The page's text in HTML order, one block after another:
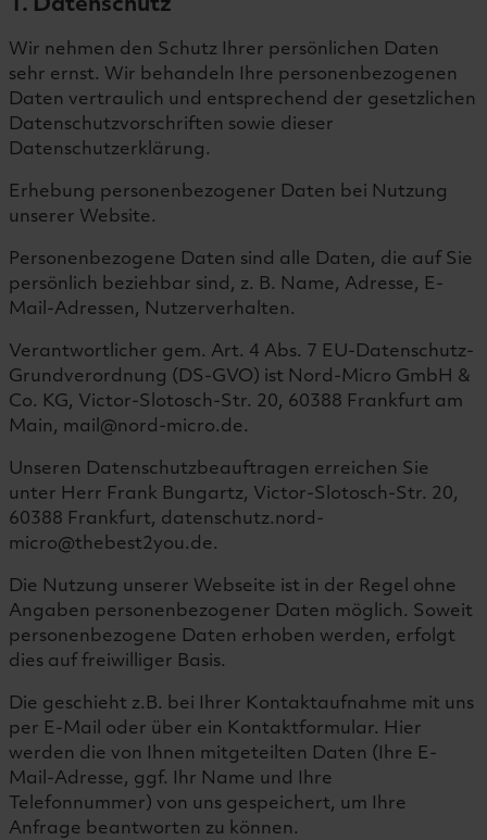
Wir nehmen den Schutz Ihrer persönlichen Daten
sehr ernst. Wir behandeln Ihre personenbezogenen
Daten vertraulich und entsprechend der gesetzlichen
Datenschutzvorschriften sowie dieser
Datenschutzerklärung.
Erhebung personenbezogener Daten bei Nutzung
unserer Website.
Personenbezogene Daten sind alle Daten, die auf Sie
persönlich beziehbar sind, z. B. Name, Adresse, E-
Mail-Adressen, Nutzerverhalten.
Verantwortlicher gem. Art. 4 Abs. 7 EU-Datenschutz-
Grundverordnung (DS-GVO) ist Nord-Micro GmbH &
Co. KG, Victor-Slotosch-Str. 20, 60388 Frankfurt am
Main, mail@nord-micro.de.
Unseren Datenschutzbeauftragen erreichen Sie
unter Herr Frank Bungartz, Victor-Slotosch-Str. 20,
60388 Frankfurt, datenschutz.nord-
micro@thebest2you.de.
Die Nutzung unserer Webseite ist in der Regel ohne
Angaben personenbezogener Daten möglich. Soweit
personenbezogene Daten erhoben werden, erfolgt
dies auf freiwilliger Basis.
Die geschieht z.B. bei Ihrer Kontaktaufnahme mit uns
per E-Mail oder über ein Kontaktformular. Hier
werden die von Ihnen mitgeteilten Daten (Ihre E-
Mail-Adresse, ggf. Ihr Name und Ihre
Telefonnummer) von uns gespeichert, um Ihre
Anfrage beantworten zu können.